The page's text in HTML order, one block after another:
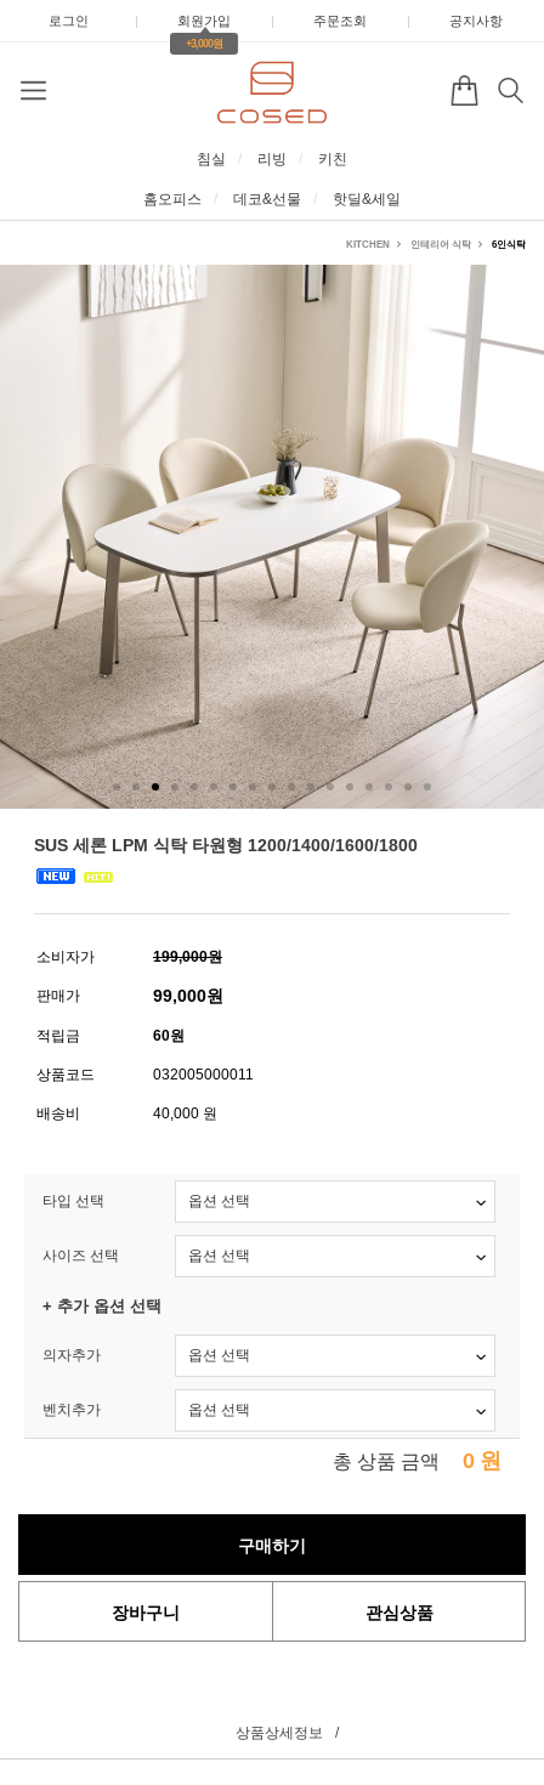
로그인 | 회원가입 |
+3,000원
주문조회 | 공지사항
침실 리빙 키친
홈오피스 데코&선물 핫딜&세일
KITCHEN 인테리어 식탁 6인식탁
SUS 세론 LPM 식탁 타원형 1200/1400/1600/1800
소비자가 199,000원
판매가 99,000원
적립금 60원
상품코드 032005000011
배송비 40,000 원
타입 선택
사이즈 선택
+ 추가 옵션 선택
의자추가
벤치추가
총 상품 금액 0 원
구매하기
장바구니 관심상품
상품상세정보